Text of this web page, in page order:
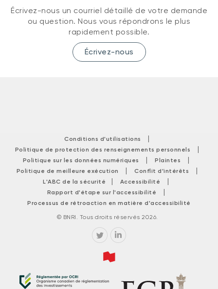
Écrivez-nous un courriel détaillé de votre demande
ou question. Nous vous répondrons le plus
rapidement possible.
Écrivez-nous
Conditions d'utilisations |
Politique de protection des renseignements personnels |
Politique sur les données numériques | Plaintes |
Politique de meilleure exécution | Conflit d’intérêts |
L'ABC de la sécurité | Accessibilité |
Rapport d'étape sur l'accessibilité |
Processus de rétroaction en matière d'accessibilité
© BNRI. Tous droits réservés 2026.